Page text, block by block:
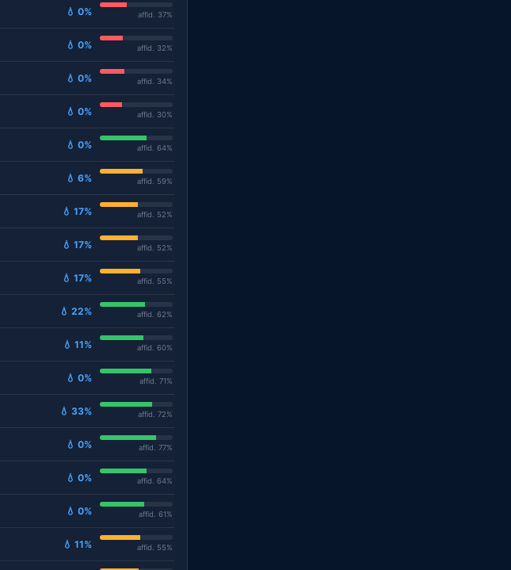
💧 0% affid. 37%
💧 0% affid. 32%
💧 0% affid. 34%
💧 0% affid. 30%
💧 0% affid. 64%
💧 6% affid. 59%
💧 17% affid. 52%
💧 17% affid. 52%
💧 17% affid. 55%
💧 22% affid. 62%
💧 11% affid. 60%
💧 0% affid. 71%
💧 33% affid. 72%
💧 0% affid. 77%
💧 0% affid. 64%
💧 0% affid. 61%
💧 11% affid. 55%